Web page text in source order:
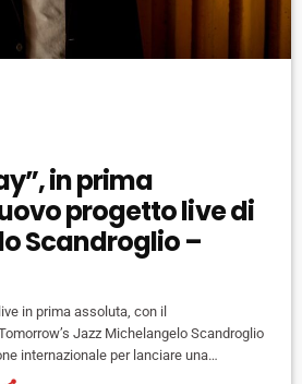
in prima
progetto live di
Scandroglio –
in prima assoluta, con il
Jazz Michelangelo Scandroglio
internazionale per lanciare una
Unito e la Maremma Toscana.